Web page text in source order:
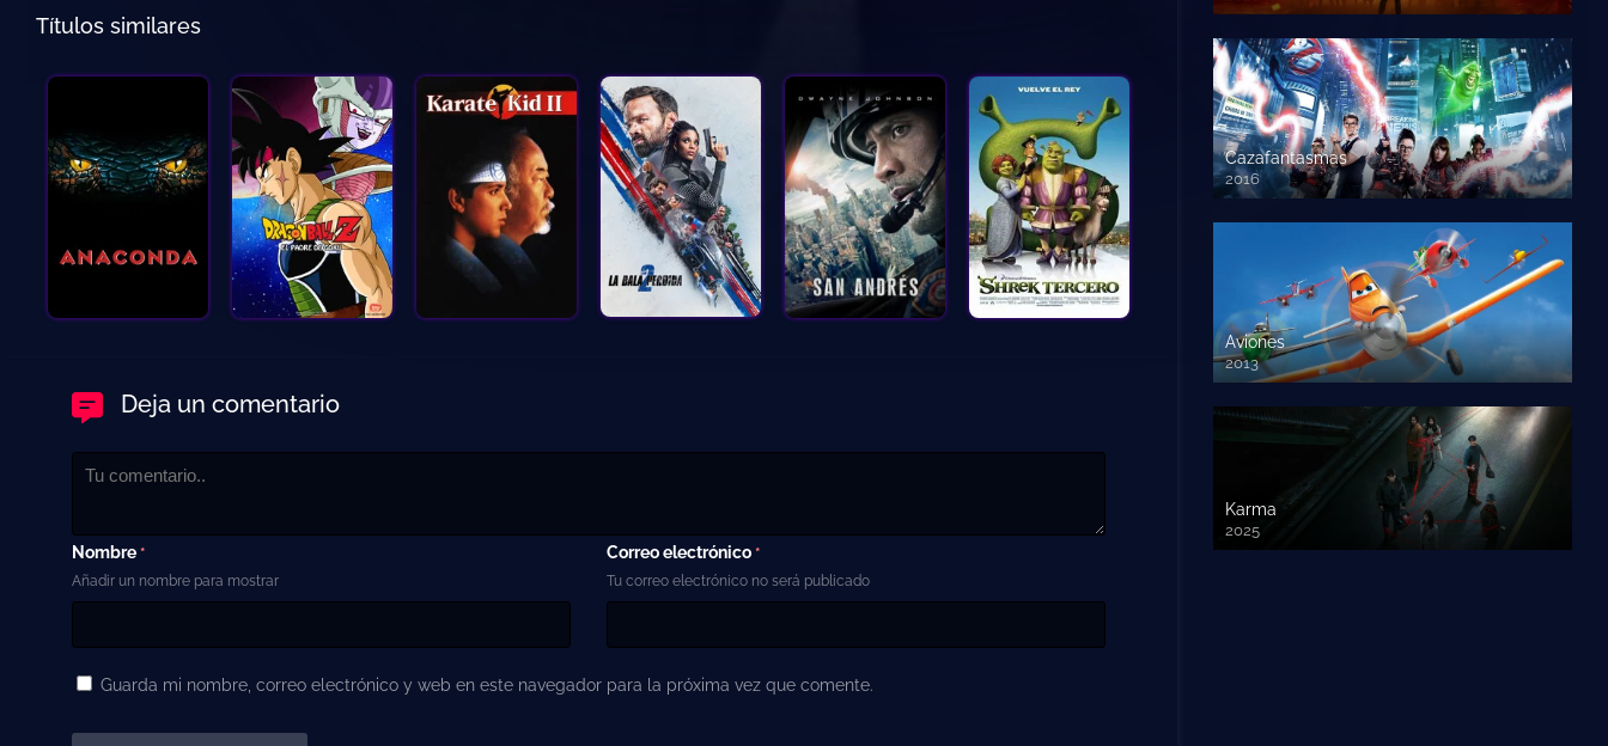
Títulos similares
Deja un comentario
Nombre *
Añadir un nombre para mostrar
Correo electrónico *
Tu correo electrónico no será publicado
Guarda mi nombre, correo electrónico y web en este navegador para la próxima vez que comente.
1080p HD
Cazafantasmas
2016
720p HD
Aviones
2013
720 HD
Karma
2025